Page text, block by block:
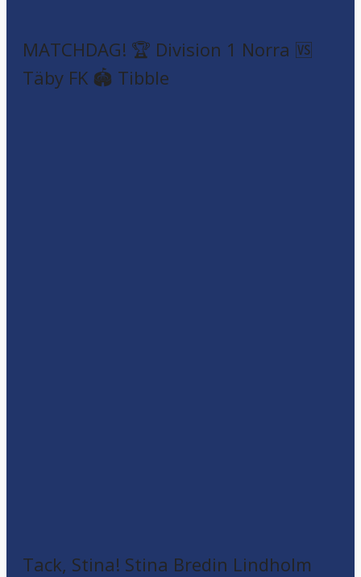
MATCHDAG! 🏆 Division 1 Norra 🆚
Täby FK 🏟️ Tibble
Tack, Stina! Stina Bredin Lindholm